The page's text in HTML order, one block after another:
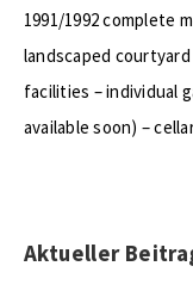
1991/1992 complete
landscaped
facilities – individual
available soon) –
Aktueller